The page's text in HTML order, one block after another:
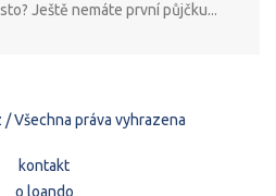
Ještě nemáte první půjčku...
Všechna práva vyhrazena
kontakt
o loando